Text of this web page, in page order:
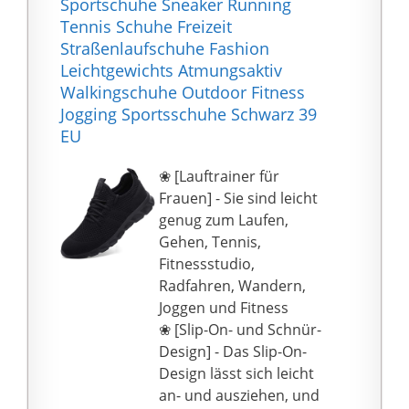
41 turnschuhe damen
weiss leder turnschuhe
damen weiss hoch
turnschuhe damen
weiss plateau
turnschuhe damen
turnschuhe damen
weiss turnschuhe
damen 42 turnschuhe
damen 37 weiße
turnschuhe damen
hoch
schue damen sneaker
grau schue damen
sneaker rot damen
sneaker damen sneaker
damen sneaker weiß
Tennis Schuhe Freizeit
Straßenlaufschuhe Fashion
Leichtgewichts Atmungsaktiv
Walkingschuhe Outdoor Fitness
Jogging Sportsschuhe Schwarz 39
EU
❀ [Lauftrainer für
Frauen] - Sie sind leicht
genug zum Laufen,
Gehen, Tennis,
Fitnessstudio,
Radfahren, Wandern,
Joggen und Fitness
❀ [Slip-On- und Schnür-
Design] - Das Slip-On-
Design lässt sich leicht
an- und ausziehen, und